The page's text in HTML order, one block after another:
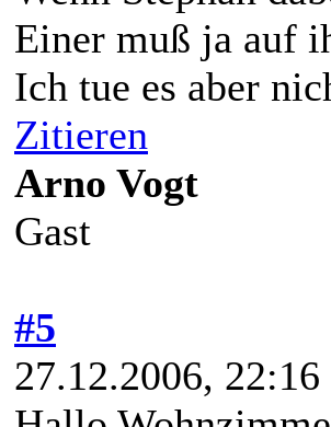
Einer muß ja auf
Ich tue es aber
Zitieren
Arno Vogt
Gast
#5
27.12.2006, 22:16